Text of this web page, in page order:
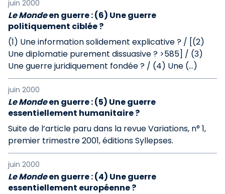
juin 2000
Le Mondeen guerre : (6) Une guerre
politiquement ciblée ?
(1) Une information solidement explicative ? / [(2)
Une diplomatie purement dissuasive ? >585] / (3)
Une guerre juridiquement fondée ? / (4) Une (…)
juin 2000
Le Mondeen guerre : (5) Une guerre
essentiellement humanitaire ?
Suite de l’article paru dans la revue Variations, n° 1,
premier trimestre 2001, éditions Syllepses.
juin 2000
Le Mondeen guerre : (4) Une guerre
essentiellement européenne ?